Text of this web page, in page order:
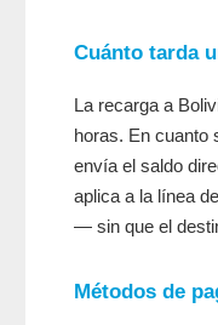
Cuánto tarda
La recarga a
horas. En cuanto
envía el saldo
aplica a la línea
— sin que el
Métodos de